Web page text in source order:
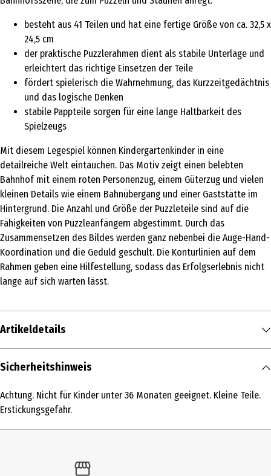
besteht aus 41 Teilen und hat eine fertige Größe von ca. 32,5 x
24,5 cm
der praktische Puzzlerahmen dient als stabile Unterlage und
erleichtert das richtige Einsetzen der Teile
fördert spielerisch die Wahrnehmung, das Kurzzeitgedächtnis
und das logische Denken
stabile Pappteile sorgen für eine lange Haltbarkeit des
Spielzeugs
Mit diesem Legespiel können Kindergartenkinder in eine
detailreiche Welt eintauchen. Das Motiv zeigt einen belebten
Bahnhof mit einem roten Personenzug, einem Güterzug und vielen
kleinen Details wie einem Bahnübergang und einer Gaststätte im
Hintergrund. Die Anzahl und Größe der Puzzleteile sind auf die
Fähigkeiten von Puzzleanfängern abgestimmt. Durch das
Zusammensetzen des Bildes werden ganz nebenbei die Auge-Hand-
Koordination und die Geduld geschult. Die Konturlinien auf dem
Rahmen geben eine Hilfestellung, sodass das Erfolgserlebnis nicht
lange auf sich warten lässt.
Artikeldetails
Inhalt
Produkttyp
Sicherheitshinweis
Achtung. Nicht für Kinder unter 36 Monaten geeignet. Kleine Teile.
Erstickungsgefahr.